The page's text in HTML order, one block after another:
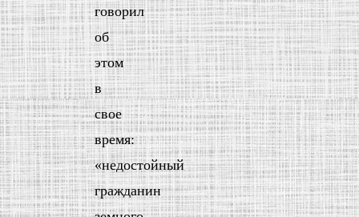
говорил
об
этом
в
свое
время:
«недостойный
гражданин